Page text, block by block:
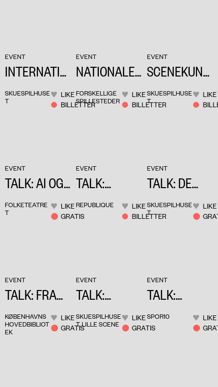
EVENT
INTERNATIO
NALE DAGE
SKUESPILHUSE
T
LIKE
BILLETTER
EVENT
NATIONALE
TURNÉDAGE
FORSKELLIGE
SPILLESTEDER
LIKE
BILLETTER
EVENT
SCENEKUNS
TENS
ÅRSMØDE
SKUESPILHUSE
T
LIKE
EVENT
TALK: AI OG
DEN
KUNSTIGE
FOLKETEATRE
T
LIKE
GRATIS
EVENT
TALK:
CONSTANCE
DEBRÉ
REPUBLIQUE
LIKE
BILLETTER
EVENT
TALK: DE
LEVEDE
HISTORIER
SKUESPILHUSE
T
LIKE
EVENT
TALK: FRA
ROMAN TIL
TEATER
KØBENHAVNS
HOVEDBIBLIOT
EK
LIKE
GRATIS
EVENT
TALK:
ISCENESÆT
TE
SKUESPILHUSE
T, LILLE SCENE
LIKE
GRATIS
EVENT
TALK:
KLIMAET PÅ
SCENEN
SPOR10
LIKE